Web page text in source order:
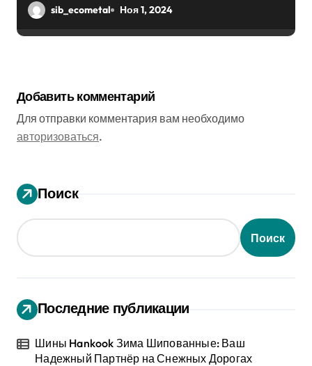
эффектом
sib_ecometal Ноя 1, 2024
Добавить комментарий
Для отправки комментария вам необходимо
авторизоваться.
Поиск
Поиск
Последние публикации
Шины Hankook Зима Шипованные: Ваш
Надежный Партнёр на Снежных Дорогах